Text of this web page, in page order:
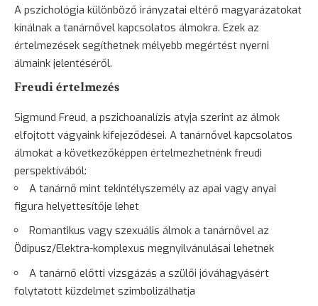
A pszichológia különböző irányzatai eltérő magyarázatokat
kínálnak a tanárnővel kapcsolatos álmokra. Ezek az
értelmezések segíthetnek mélyebb megértést nyerni
álmaink jelentéséről.
Freudi értelmezés
Sigmund Freud, a pszichoanalízis atyja szerint az álmok
elfojtott vágyaink kifejeződései. A tanárnővel kapcsolatos
álmokat a következőképpen értelmezhetnénk freudi
perspektívából:
A tanárnő mint tekintélyszemély az apai vagy anyai
figura helyettesítője lehet
Romantikus vagy szexuális álmok a tanárnővel az
Ödipusz/Elektra-komplexus megnyilvánulásai lehetnek
A tanárnő előtti vizsgázás a szülői jóváhagyásért
folytatott küzdelmet szimbolizálhatja